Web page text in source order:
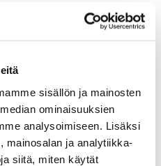
sisällön ja mainosten
ominaisuuksien
analysoimiseen. Lisäksi
mainosalan ja analytiikka-
siitä, miten käytät
passi
muuttolahja
lasten tuki